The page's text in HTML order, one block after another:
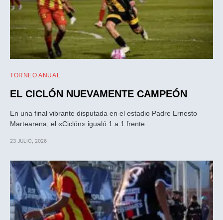
TORNEO ANUAL
EL CICLÓN NUEVAMENTE CAMPEÓN
En una final vibrante disputada en el estadio Padre Ernesto
Martearena, el «Ciclón» igualó 1 a 1 frente…
23 JULIO, 2026